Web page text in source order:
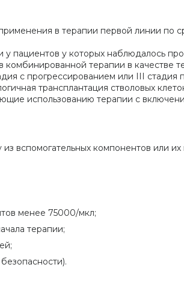
в терапии первой линии по
пациентов у которых наблюдалось
терапии в качестве
с прогрессированием или III
трансплантация стволовых
использованию терапии с
вспомогательных компонентов или
менее 75000/мкл;
терапии;